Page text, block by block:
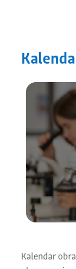
Kalendar